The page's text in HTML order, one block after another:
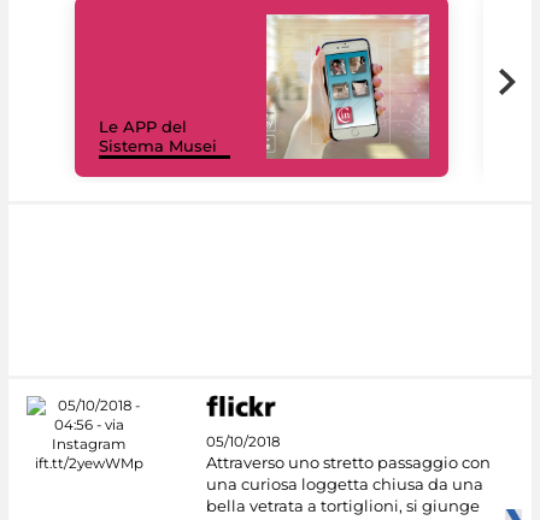
Le APP del
Sistema Musei
05/10/2018
Attraverso uno stretto passaggio con
una curiosa loggetta chiusa da una
bella vetrata a tortiglioni, si giunge